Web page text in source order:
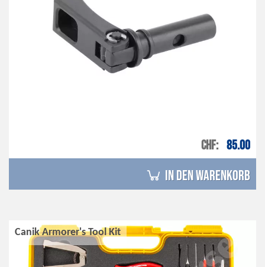
CHF 85.00
in den Warenkorb
Canik Armorer's Tool Kit